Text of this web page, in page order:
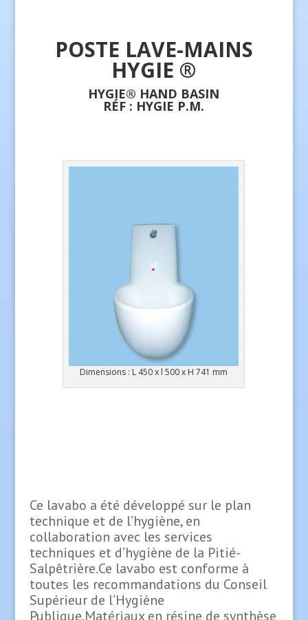
POSTE LAVE-MAINS
HYGIE ®
HYGIE® HAND BASIN
RÉF : HYGIE P.M.
Dimensions : L 450 x l 500 x H 741 mm
Ce lavabo a été développé sur le plan
technique et de l’hygiène, en
collaboration avec les services
techniques et d’hygiène de la Pitié-
Salpêtrière.Ce lavabo est conforme à
toutes les recommandations du Conseil
Supérieur de l’Hygiène
Publique.Matériaux en résine de synthèse